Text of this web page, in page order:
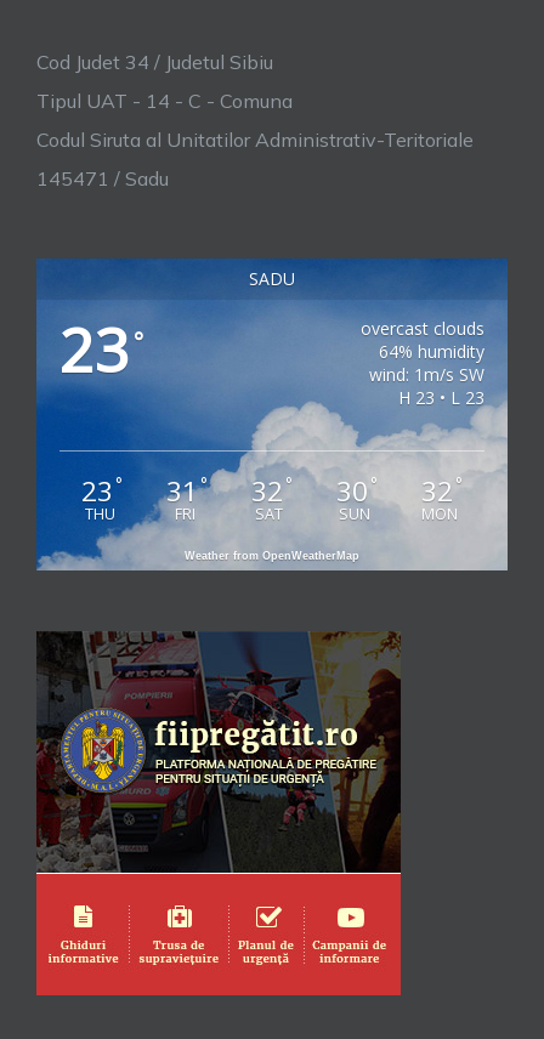
Cod Judet 34 / Judetul Sibiu
Tipul UAT - 14 - C - Comuna
Codul Siruta al Unitatilor Administrativ-Teritoriale
145471 / Sadu
SADU
23°
overcast clouds
64% humidity
wind: 1m/s SW
H 23 • L 23
23 °
THU
31°
FRI
32°
SAT
30 °
SUN
32 °
MON
Weather from OpenWeatherMap